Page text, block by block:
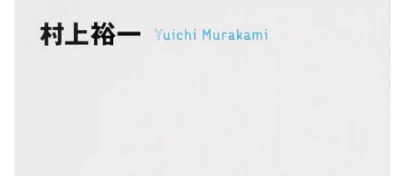
を発売。ムチムチムワァ